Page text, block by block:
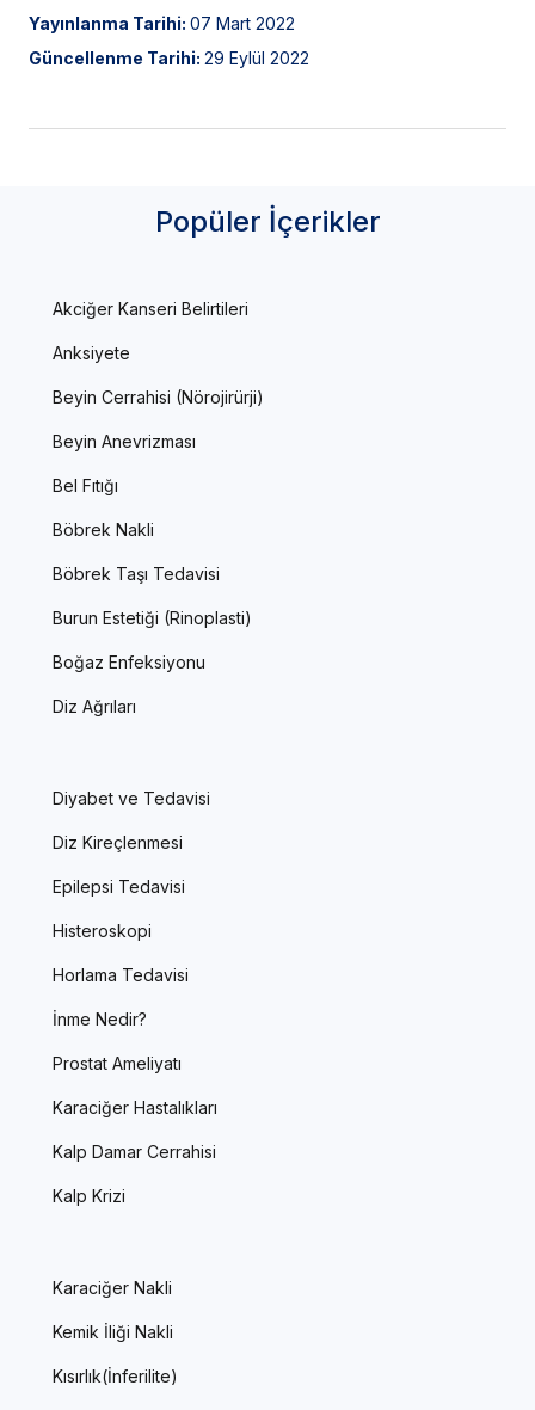
Yayınlanma Tarihi: 07 Mart 2022
Güncellenme Tarihi: 29 Eylül 2022
Popüler İçerikler
Akciğer Kanseri Belirtileri
Anksiyete
Beyin Cerrahisi (Nörojirürji)
Beyin Anevrizması
Bel Fıtığı
Böbrek Nakli
Böbrek Taşı Tedavisi
Burun Estetiği (Rinoplasti)
Boğaz Enfeksiyonu
Diz Ağrıları
Diyabet ve Tedavisi
Diz Kireçlenmesi
Epilepsi Tedavisi
Histeroskopi
Horlama Tedavisi
İnme Nedir?
Prostat Ameliyatı
Karaciğer Hastalıkları
Kalp Damar Cerrahisi
Kalp Krizi
Karaciğer Nakli
Kemik İliği Nakli
Kısırlık(İnferilite)